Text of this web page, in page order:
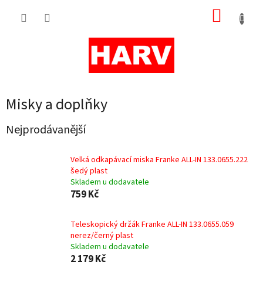
Misky a doplňky
Nejprodávanější
Velká odkapávací miska Franke ALL-IN 133.0655.222
šedý plast
Skladem u dodavatele
759 Kč
Teleskopický držák Franke ALL-IN 133.0655.059
nerez/černý plast
Skladem u dodavatele
2 179 Kč